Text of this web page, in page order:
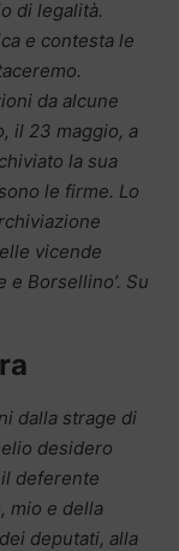
di legalità.
e contesta le
da alcune
il 23 maggio, a
la sua
le firme. Lo
vicende
e Borsellino’. Su
dalla strage di
desidero
deferente
mio e della
deputati, alla